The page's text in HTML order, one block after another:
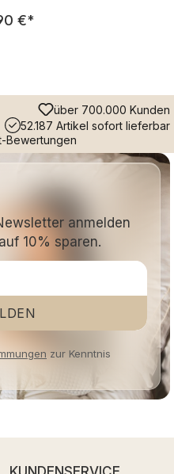
Preis:
€*
über 700.000 Kunden
52.187 Artikel sofort lieferbar
Bewertungen
anmelden
10% sparen.
zur Kenntnis